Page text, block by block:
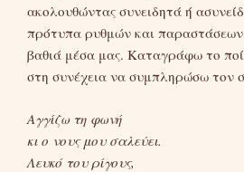
ακολουθώντας συνειδητά ή
πρότυπα ρυθμών και
βαθιά μέσα μας. Καταγράφω το
στη συνέχεια να συμπληρώσω τον
Αγγίζω τη φωνή
κι ο νους μου σαλεύει.
Λευκό του ρίγους,